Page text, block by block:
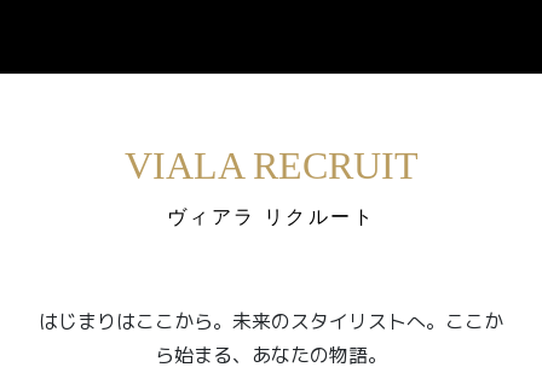
VIALA RECRUIT
ヴィアラ リクルート
はじまりはここから。未来のスタイリストへ。ここか
ら始まる、あなたの物語。